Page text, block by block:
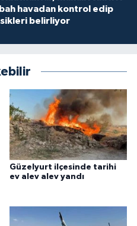
havadan kontrol edip
belirliyor
Güzelyurt ilçesinde tarihi
ev alev alev yandı